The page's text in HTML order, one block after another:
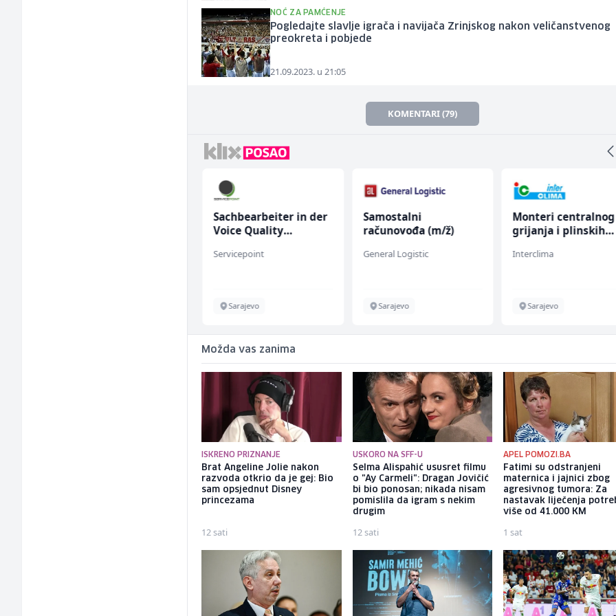
NOĆ ZA PAMĆENJE
Pogledajte slavlje igrača i navijača Zrinjskog nakon veličanstvenog
preokreta i pobjede
21.09.2023. u 21:05
KOMENTARI (79)
Sachbearbeiter in der
Voice Quality
Servicepoint
Sarajevo
Samostalni
računovođa (m/ž)
General Logistic
Sarajevo
Monteri centralnog
grijanja i plinskih
Interclima
Sarajevo
Možda vas zanima
ISKRENO PRIZNANJE
Brat Angeline Jolie nakon
razvoda otkrio da je gej: Bio
sam opsjednut Disney
princezama
12 sati
USKORO NA SFF-U
Selma Alispahić ususret filmu
o "Ay Carmeli": Dragan Jovičić
bi bio ponosan; nikada nisam
pomislila da igram s nekim
drugim
12 sati
APEL POMOZI.BA
Fatimi su odstranjeni
maternica i jajnici zbog
agresivnog tumora: Za
nastavak liječenja
više od 41.000 KM
1 sat